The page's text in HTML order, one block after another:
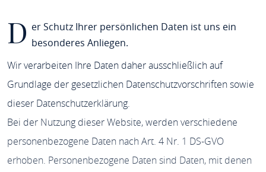
D er Schutz Ihrer persönlichen Daten ist uns ein
besonderes Anliegen.
Wir verarbeiten Ihre Daten daher ausschließlich auf
Grundlage der gesetzlichen Datenschutzvorschriften sowie
dieser Datenschutzerklärung.
Bei der Nutzung dieser Website, werden verschiedene
personenbezogene Daten nach Art. 4 Nr. 1 DS-GVO
erhoben. Personenbezogene Daten sind Daten, mit denen